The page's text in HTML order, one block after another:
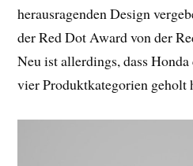
herausragenden Design
der Red Dot Award von der
Neu ist allerdings, dass
vier Produktkategorien geholt